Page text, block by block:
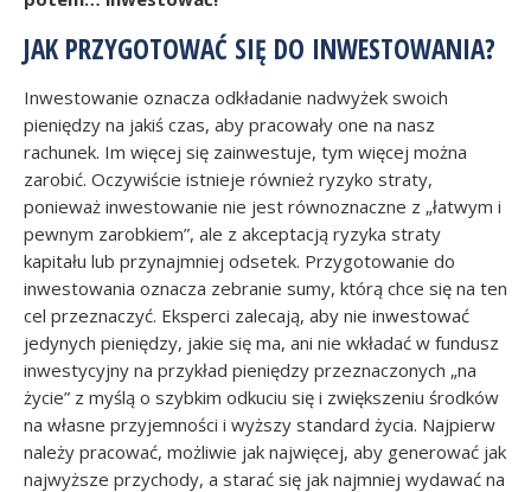
JAK PRZYGOTOWAĆ SIĘ DO INWESTOWANIA?
Inwestowanie oznacza odkładanie nadwyżek swoich
pieniędzy na jakiś czas, aby pracowały one na nasz
rachunek. Im więcej się zainwestuje, tym więcej można
zarobić. Oczywiście istnieje również ryzyko straty,
ponieważ inwestowanie nie jest równoznaczne z „łatwym i
pewnym zarobkiem”, ale z akceptacją ryzyka straty
kapitału lub przynajmniej odsetek. Przygotowanie do
inwestowania oznacza zebranie sumy, którą chce się na ten
cel przeznaczyć. Eksperci zalecają, aby nie inwestować
jedynych pieniędzy, jakie się ma, ani nie wkładać w fundusz
inwestycyjny na przykład pieniędzy przeznaczonych „na
życie” z myślą o szybkim odkuciu się i zwiększeniu środków
na własne przyjemności i wyższy standard życia. Najpierw
należy pracować, możliwie jak najwięcej, aby generować jak
najwyższe przychody, a starać się jak najmniej wydawać na